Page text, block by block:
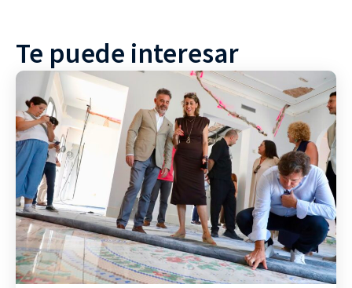
Te puede interesar